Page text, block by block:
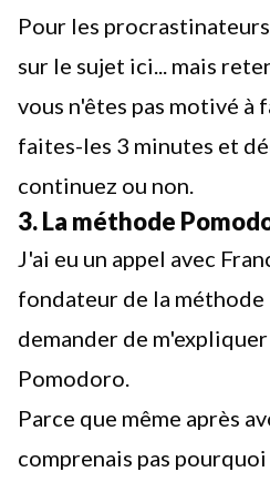
Pour les
sur le sujet ici ... mais
vous n'êtes pas motivé à
faites-les 3 minutes et
continuez ou non.
3. La méthode
J'ai eu un appel avec
fondateur de la
demander de m'expliquer
Pomodoro.
Parce que même après
comprenais pas